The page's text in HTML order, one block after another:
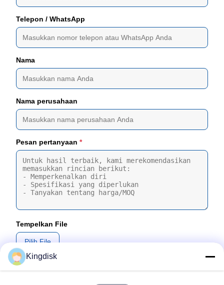
Telepon / WhatsApp
Nama
Nama perusahaan
Pesan pertanyaan *
Tempelkan File
Pilih File
Anda dapat mengunggah hingga 5 file dan Setiap file berukuran
maksimal 10MB
Kingdisk